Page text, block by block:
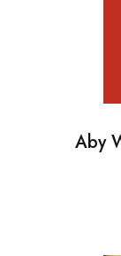
Aby